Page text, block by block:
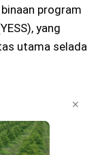
program
yang
utama selada
✕